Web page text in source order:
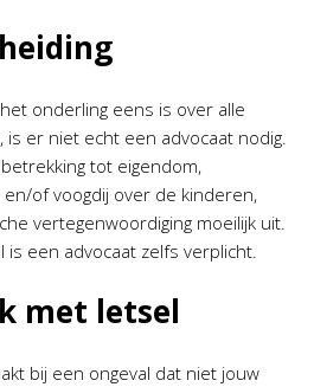
onderling eens is over alle
is er niet echt een advocaat nodig.
tot eigendom,
of voogdij over de kinderen,
vertegenwoordiging moeilijk uit.
een advocaat zelfs verplicht.
met letsel
bij een ongeval dat niet jouw